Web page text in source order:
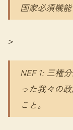
国家必須機能
>
NEF 1: 三権
った我々の
こと。